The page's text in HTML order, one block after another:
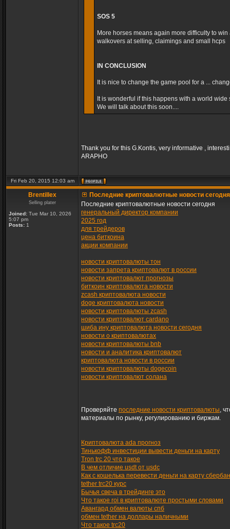
SOS 5
More horses means again more difficulty to
walkovers at selling, claimings and small hcps
IN CONCLUSION
It is nice to change the game pool for a ...
It is wonderful if this happens with a world
We will talk about this soon....
Thank you for this G.Kontis, very informative ,
ARAPHO
Fri Feb 20, 2015 12:03 am
Brentillex
Selling plater
Joined: Tue Mar 10, 2026
5:07 pm
Posts: 1
Последние криптовалютные новости сегодня
Последние криптовалютные новости сегодня
генеральный директор компании
2025 год
для трейдеров
цена биткоина
акции компании
новости криптовалюты тон
новости запрета криптовалют в россии
новости криптовалют прогнозы
биткоин криптовалюта новости
zcash криптовалюта новости
doge криптовалюта новости
новости криптовалюты zcash
новости криптовалют cardano
шиба ину криптовалюта новости сегодня
новости о криптовалютах
новости криптовалюты bnb
новости и аналитика криптовалют
криптовалюта новости в россии
новости криптовалюты dogecoin
новости криптовалют солана
Проверяйте последние новости криптовалюты,
материалы по рынку, регулированию и биржам.
Криптовалюта ada прогноз
Тинькофф инвестиции вывести деньги на карту
Tron trc 20 что такое
В чем отличие usdt от usdc
Как с кошелька перевести деньги на карту
tether trc20 курс
Бычья свеча в трейдинге это
Что такое roi в криптовалюте простыми словами
Авангард обмен валюты спб
обмен tether на доллары наличными
Что такое trc20